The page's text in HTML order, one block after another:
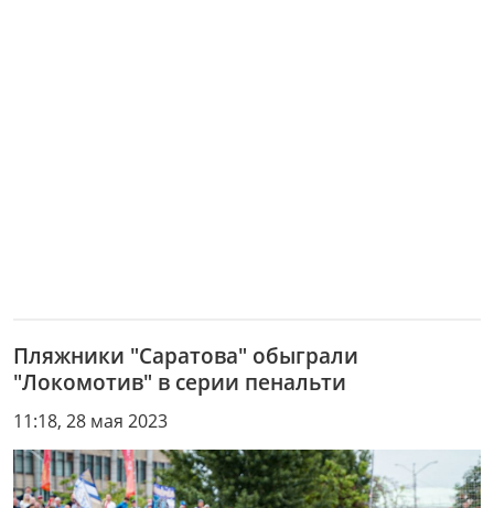
Пляжники "Саратова" обыграли
"Локомотив" в серии пенальти
11:18, 28 мая 2023